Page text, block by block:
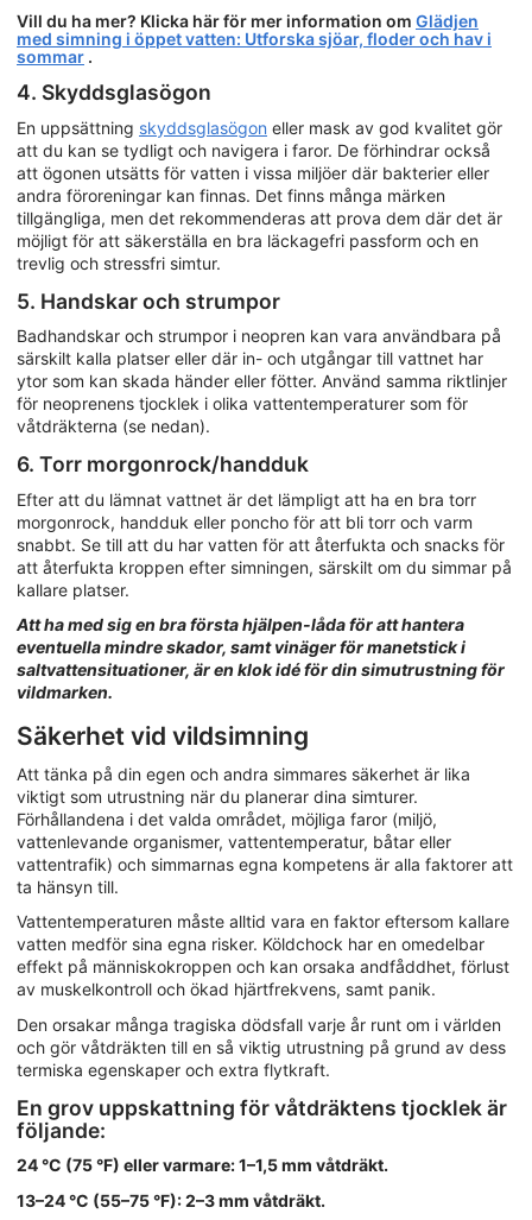
Vill du ha mer? Klicka här för mer information om Glädjen
med simning i öppet vatten: Utforska sjöar, floder och hav i
sommar .
4. Skyddsglasögon
En uppsättning skyddsglasögon eller mask av god kvalitet gör
att du kan se tydligt och navigera i faror. De förhindrar också
att ögonen utsätts för vatten i vissa miljöer där bakterier eller
andra föroreningar kan finnas. Det finns många märken
tillgängliga, men det rekommenderas att prova dem där det är
möjligt för att säkerställa en bra läckagefri passform och en
trevlig och stressfri simtur.
5. Handskar och strumpor
Badhandskar och strumpor i neopren kan vara användbara på
särskilt kalla platser eller där in- och utgångar till vattnet har
ytor som kan skada händer eller fötter. Använd samma riktlinjer
för neoprenens tjocklek i olika vattentemperaturer som för
våtdräkterna (se nedan).
6. Torr morgonrock/handduk
Efter att du lämnat vattnet är det lämpligt att ha en bra torr
morgonrock, handduk eller poncho för att bli torr och varm
snabbt. Se till att du har vatten för att återfukta och snacks för
att återfukta kroppen efter simningen, särskilt om du simmar på
kallare platser.
Att ha med sig en bra första hjälpen-låda för att hantera
eventuella mindre skador, samt vinäger för manetstick i
saltvattensituationer, är en klok idé för din simutrustning för
vildmarken.
Säkerhet vid vildsimning
Att tänka på din egen och andra simmares säkerhet är lika
viktigt som utrustning när du planerar dina simturer.
Förhållandena i det valda området, möjliga faror (miljö,
vattenlevande organismer, vattentemperatur, båtar eller
vattentrafik) och simmarnas egna kompetens är alla faktorer att
ta hänsyn till.
Vattentemperaturen måste alltid vara en faktor eftersom kallare
vatten medför sina egna risker. Köldchock har en omedelbar
effekt på människokroppen och kan orsaka andfåddhet, förlust
av muskelkontroll och ökad hjärtfrekvens, samt panik.
Den orsakar många tragiska dödsfall varje år runt om i världen
och gör våtdräkten till en så viktig utrustning på grund av dess
termiska egenskaper och extra flytkraft.
En grov uppskattning för våtdräktens tjocklek är
följande:
24 °C (75 °F) eller varmare: 1–1,5 mm våtdräkt.
13–24 °C (55–75 °F): 2–3 mm våtdräkt.